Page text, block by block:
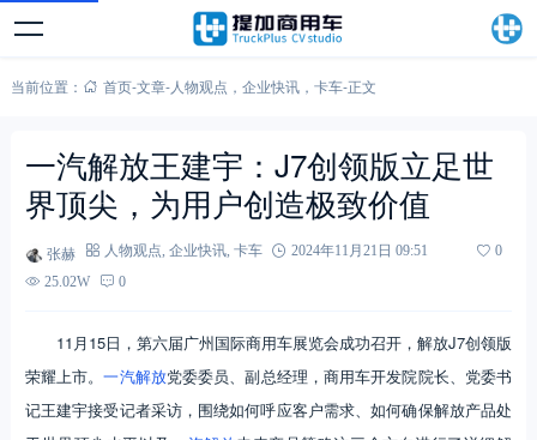
当前位置： 首页-文章-人物观点 ， 企业快讯， 卡车-正文
一汽解放王建宇：J7创领版立足世
界顶尖，为用户创造极致价值
张赫 人物观点 企业快讯, 卡车 2024年11月21日 09:51
0
25.02W
0
11月15日，第六届广州国际商用车展览会成功召开，解放J7创领版
荣耀上市。一汽解放党委委员、副总经理，商用车开发院院长、党委书
记王建宇接受记者采访，围绕如何呼应客户需求、如何确保解放产品处